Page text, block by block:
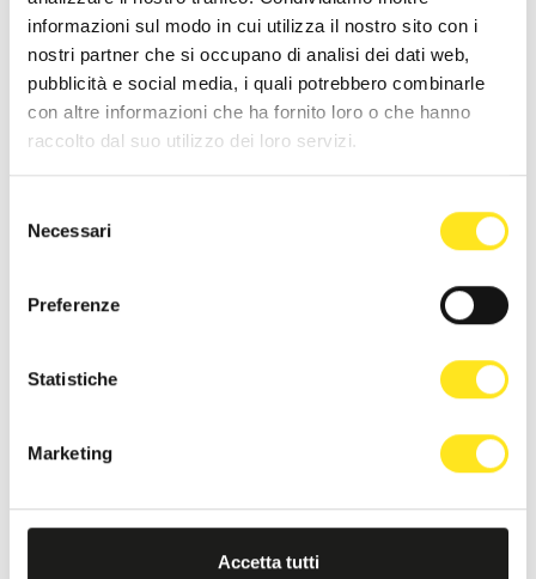
informazioni sul modo in cui utilizza il nostro sito con i
nostri partner che si occupano di analisi dei dati web,
pubblicità e social media, i quali potrebbero combinarle
con altre informazioni che ha fornito loro o che hanno
raccolto dal suo utilizzo dei loro servizi.
delNecessari
Preferenze
Statistiche
Marketing
Accetta tutti
9 AGOSTO 2026 ORE 21:00
MARINA DI RAGUSA
La Festa degli Artisti Gran Finale 2026